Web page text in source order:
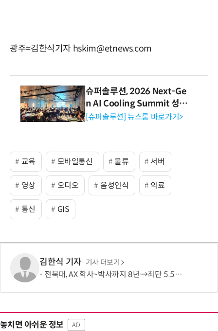
광주=김한식기자 hskim@etnews.com
슈퍼솔루션, 2026 Next-Ge
n AI Cooling Summit 성황
리 성료
[슈퍼솔루션] 뉴스룸 바로가기>
교육 모바일통신 물류 서버
영상 오디오 음성인식 의료
통신 GIS
김한식 기자 기사 더보기
전북대, AX 학사~박사까지 8년→최단 5.5년 가능…톱 100 AI 특화대학원 도약도
놓치면 아쉬운 정보 AD